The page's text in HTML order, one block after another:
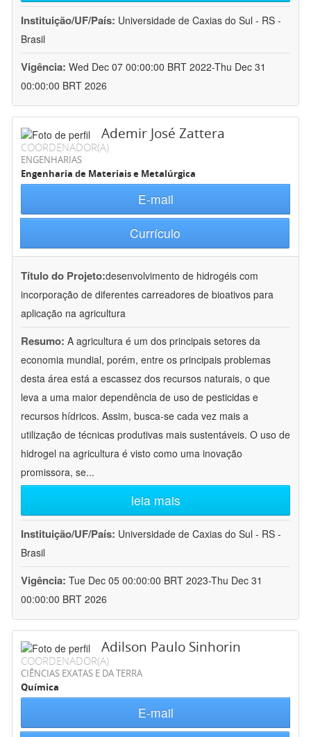
Instituição/UF/País: Universidade de Caxias do Sul - RS -
Brasil
Vigência: Wed Dec 07 00:00:00 BRT 2022-Thu Dec 31
00:00:00 BRT 2026
Ademir José Zattera
COORDENADOR(A)
ENGENHARIAS
Engenharia de Materiais e Metalúrgica
E-mail
Currículo
Título do Projeto:desenvolvimento de hidrogéis com
incorporação de diferentes carreadores de bioativos para
aplicação na agricultura
Resumo: A agricultura é um dos principais setores da
economia mundial, porém, entre os principais problemas
desta área está a escassez dos recursos naturais, o que
leva a uma maior dependência de uso de pesticidas e
recursos hídricos. Assim, busca-se cada vez mais a
utilização de técnicas produtivas mais sustentáveis. O uso de
hidrogel na agricultura é visto como uma inovação
promissora, se...
leia mais
Instituição/UF/País: Universidade de Caxias do Sul - RS -
Brasil
Vigência: Tue Dec 05 00:00:00 BRT 2023-Thu Dec 31
00:00:00 BRT 2026
Adilson Paulo Sinhorin
COORDENADOR(A)
CIÊNCIAS EXATAS E DA TERRA
Química
E-mail